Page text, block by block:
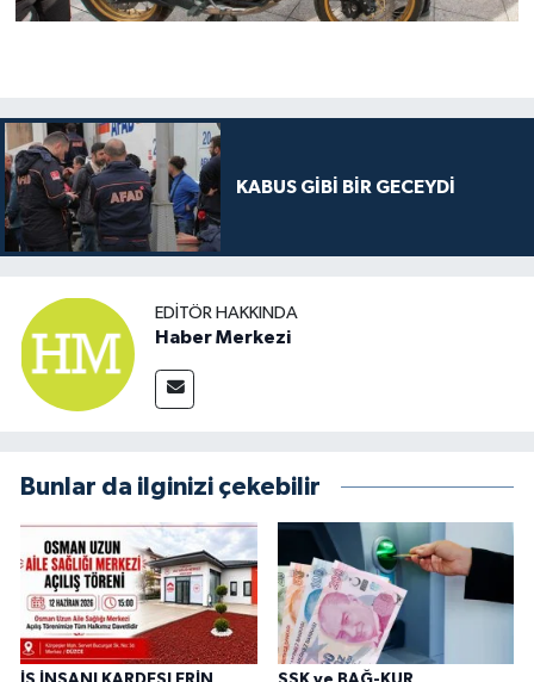
KABUS GİBİ BİR GECEYDİ
EDITÖR HAKKINDA
Haber Merkezi
Bunlar da ilginizi çekebilir